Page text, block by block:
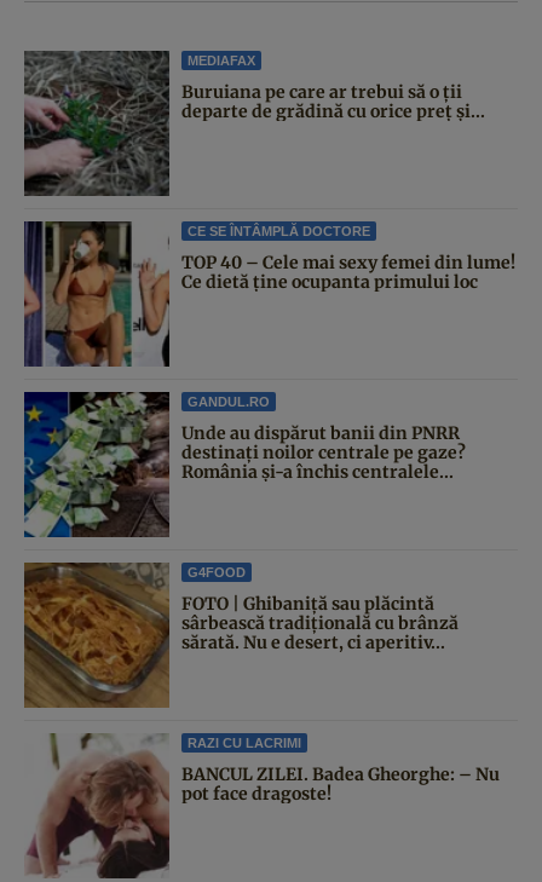
MEDIAFAX
Buruiana pe care ar trebui să o ții
departe de grădină cu orice preț și...
CE SE ÎNTÂMPLĂ DOCTORE
TOP 40 – Cele mai sexy femei din lume!
Ce dietă ține ocupanta primului loc
GANDUL.RO
Unde au dispărut banii din PNRR
destinați noilor centrale pe gaze?
România și-a închis centralele...
G4FOOD
FOTO | Ghibaniță sau plăcintă
sârbească tradițională cu brânză
sărată. Nu e desert, ci aperitiv...
RAZI CU LACRIMI
BANCUL ZILEI. Badea Gheorghe: – Nu
pot face dragoste!